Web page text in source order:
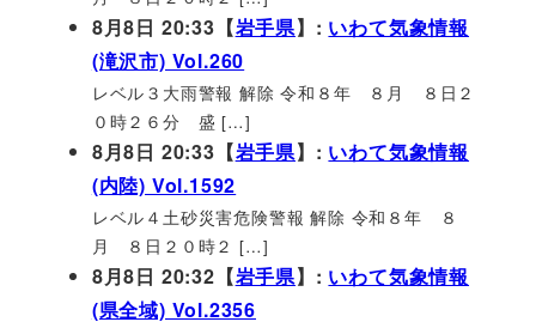
8月8日 20:33【岩手県】: いわて気象情報
(滝沢市) Vol.260
レベル３大雨警報 解除 令和８年 ８月 ８日２
０時２６分 盛 […]
8月8日 20:33【岩手県】: いわて気象情報
(内陸) Vol.1592
レベル４土砂災害危険警報 解除 令和８年 ８
月 ８日２０時２ […]
8月8日 20:32【岩手県】: いわて気象情報
(県全域) Vol.2356